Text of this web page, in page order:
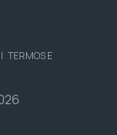
| TERMOS E